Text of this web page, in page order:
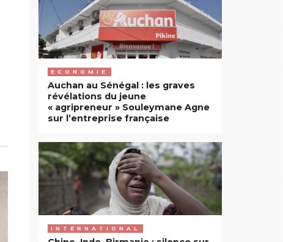
ECONOMIE
Auchan au Sénégal : les graves
révélations du jeune
« agripreneur » Souleymane Agne
sur l’entreprise française
INTERNATIONAL